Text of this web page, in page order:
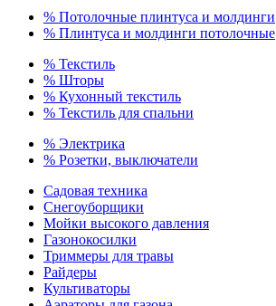
% Потолочные плинтуса и молдинги
% Плинтуса и молдинги потолочные
% Текстиль
% Шторы
% Кухонный текстиль
% Текстиль для спальни
% Электрика
% Розетки, выключатели
Садовая техника
Снегоуборщики
Мойки высокого давления
Газонокосилки
Триммеры для травы
Райдеры
Культиваторы